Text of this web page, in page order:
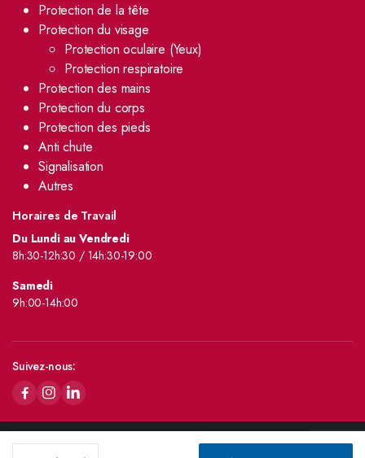
Protection de la tête
Protection du visage
Protection oculaire (Yeux)
Protection respiratoire
Protection des mains
Protection du corps
Protection des pieds
Anti chute
Signalisation
Autres
Horaires de Travail
Du Lundi au Vendredi
8h:30-12h:30 / 14h:30-19:00
Samedi
9h:00-14h:00
Suivez-nous:
Copyright 2024 © SN FLAMANBLEU